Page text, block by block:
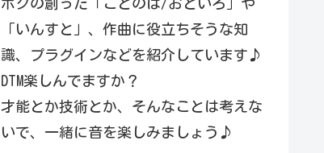
ボクの創った「ことのは/おといろ」や
「いんすと」、作曲に役立ちそうな知
識、プラグインなどを紹介しています♪
DTM楽しんでますか？
才能とか技術とか、そんなことは考えな
いで、一緒に音を楽しみましょう♪